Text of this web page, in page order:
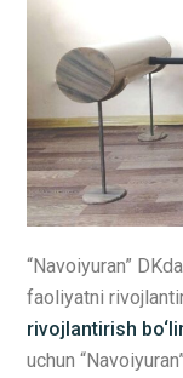
“Navoiyuran”
faoliyatni
rivojlantirish
uchun